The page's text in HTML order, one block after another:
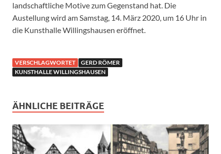
landschaftliche Motive zum Gegenstand hat. Die
Austellung wird am Samstag, 14. März 2020, um 16 Uhr in
die Kunsthalle Willingshau­sen eröffnet.
VERSCHLAGWORTET
GERD RÖMER
KUNSTHALLE WILLINGSHAUSEN
ÄHNLICHE BEITRÄGE